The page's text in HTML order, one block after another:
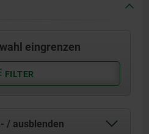
eingrenzen
FILTER
/ ausblenden